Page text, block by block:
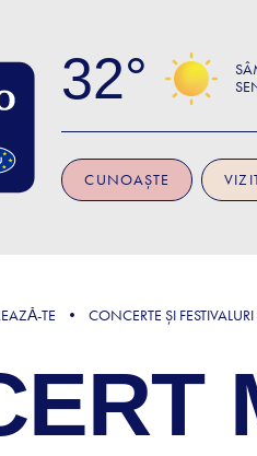
32
CUNOAȘTE
TE CONCERTE ȘI FESTIVALURI